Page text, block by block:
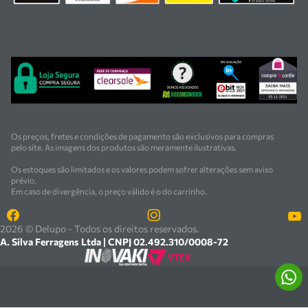
as melhores soluções em ferramentas e equipamentos para
o seu negócio.
Os preços, fretes e condições de pagamento são exclusivos para compras
pelo site. As imagens dos produtos são meramente ilustrativas.
Os estoques são limitados e os valores podem sofrer alterações sem aviso
prévio.
Em caso de divergência, o preço válido é o do carrinho.
2026 © Delupo - Todos os direitos reservados.
A. Silva Ferragens Ltda | CNPJ 02.492.310/0008-72